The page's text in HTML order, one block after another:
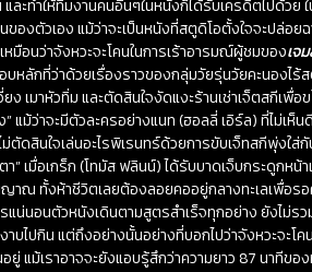
ละทำให้ทีมงานคนอื่นๆในหนังก็ได้รับเครดิตไปด้วย ใ
ของตัวเอง แม้ว่าจะเป็นหนังที่สตูดิโอตั้งใจจะปล่อย
มือนว่าจังหวะจะโคนในการเร้าอารมณ์ผู้ชมของเจ
หลักที่ว่าด้วยเรื่องราวของกลุ่มวัยรุ่นวัยคะนองไร้ส
ง เมาหัวทิ่ม และตัดสินใจงัดแงะร้านเช่าเจ็ตสกีเพื่
” แม้ว่าจะมีตัวละครอย่างแนท (ฮอลลี่ เอิร์ล) ที่ไม่เ
ตัดสินใจเล่นอะไรพิเรนทร์ด้วยการขับเจ็ทสกีพุ่งใ
า” เมื่อเกร็ก (โทมัส ฟลินน์) ได้รับบาดเจ็บกระดูก
ณ ทั้งห้าชีวิตเลยต้องลอยคออยู่กลางทะเลเพื่อรอ
แน่นอนตัวหนังเดินตามสูตรสำเร็จทุกอย่าง ยังไม่ร
บไปกิน แต่ถึงอย่างนั้นอย่างที่บอกไปว่าจังหวะจะโ
ยู่ แม้เราอาจจะยังแอบรู้สึกว่าความยาว 87 นาทีขอ